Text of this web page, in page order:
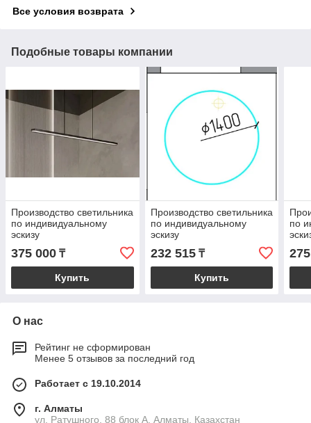
Все условия возврата
Подобные товары компании
Производство светильника
по индивидуальному
эскизу
375 000 ₸
Купить
Производство светильника
по индивидуальному
эскизу
232 515₸
Купить
по
О нас
Рейтинг не сформирован
Менее 5 отзывов за последний год
Работает с 19.10.2014
г. Алматы
ул. Ратушного, 88 блок A, Алматы, Казахстан